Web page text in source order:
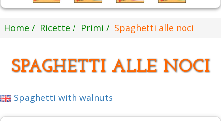
Home Ricette Primi Spaghetti alle noci
SPAGHETTI ALLE NOCI
Spaghetti with walnuts